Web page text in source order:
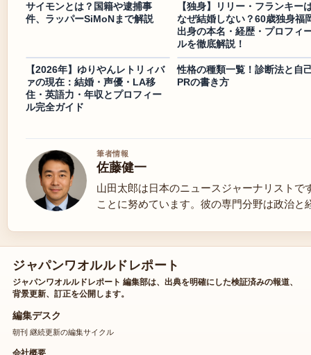
サイモンとは？国籍や逮捕事
件、ラッパーSiMoNまで解説
【独身】リリー・フランキー
なぜ結婚しない？60歳独身福
出身の本名・経歴・プロフィ
ルを徹底解説！
【2026年】ゆりやんレトリィバ
ァの現在：結婚・声優・LA移
住・英語力・年収とプロフィー
ル完全ガイド
性格の種類一覧！診断法と自
PRの書き方
筆者情報
佐藤健一
山田太郎は日本のニュースジャーナリスト
ことに努めています。彼の専門分野は政治と
ジャパンワオルルドレポート
ジャパンワオルルドレポート 編集部は、出典を明確にした検証済みの報道、
背景更新、訂正を公開します。
編集デスク
朝刊 継続更新の編集サイクル